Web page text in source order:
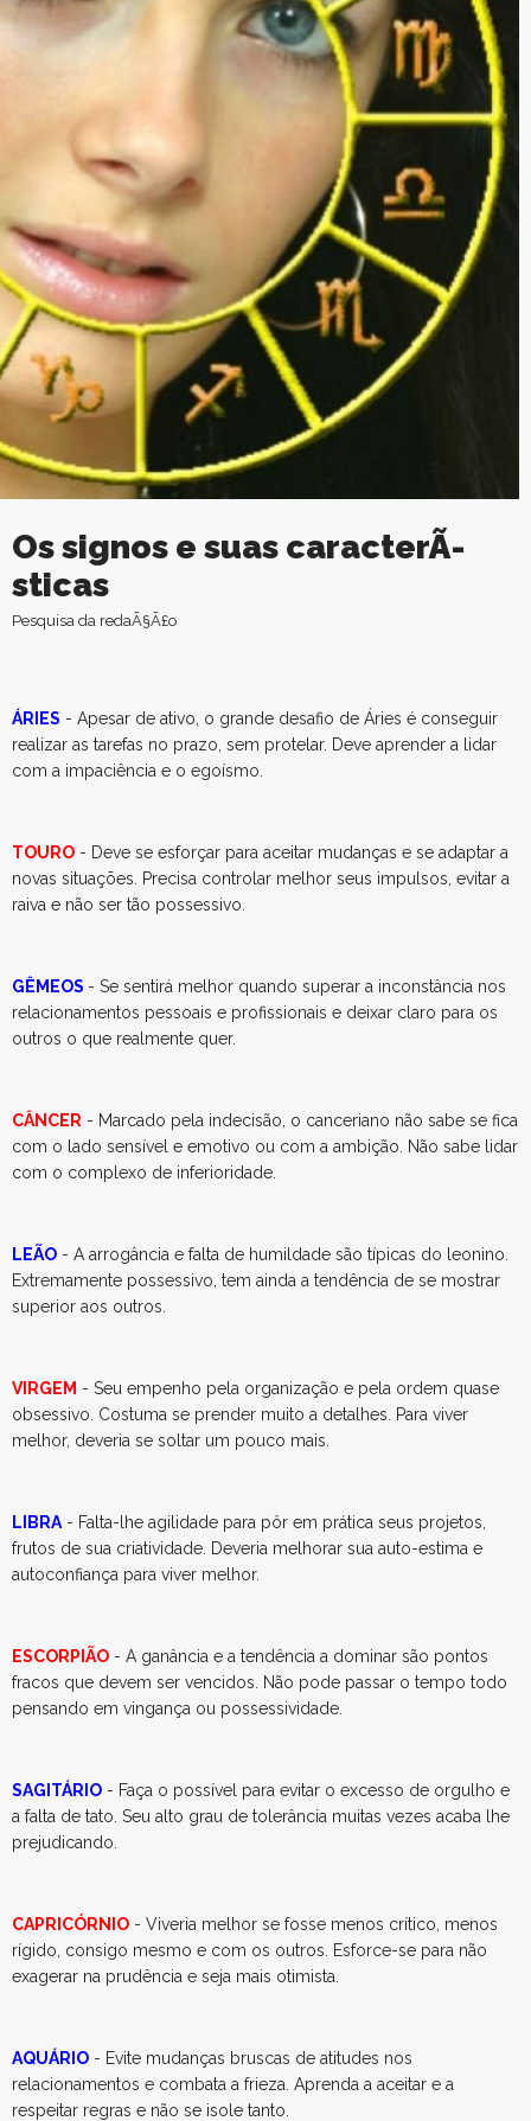
Os signos e suas caracterÃ­
sticas
Pesquisa da redaÃ§Ã£o
ÁRIES - Apesar de ativo, o grande desafio de Áries é conseguir
realizar as tarefas no prazo, sem protelar. Deve aprender a lidar
com a impaciência e o egoísmo.
TOURO - Deve se esforçar para aceitar mudanças e se adaptar a
novas situações. Precisa controlar melhor seus impulsos, evitar a
raiva e não ser tão possessivo.
GÊMEOS - Se sentirá melhor quando superar a inconstância nos
relacionamentos pessoais e profissionais e deixar claro para os
outros o que realmente quer.
CÂNCER - Marcado pela indecisão, o canceriano não sabe se fica
com o lado sensível e emotivo ou com a ambição. Não sabe lidar
com o complexo de inferioridade.
LEÃO - A arrogância e falta de humildade são típicas do leonino.
Extremamente possessivo, tem ainda a tendência de se mostrar
superior aos outros.
VIRGEM - Seu empenho pela organização e pela ordem quase
obsessivo. Costuma se prender muito a detalhes. Para viver
melhor, deveria se soltar um pouco mais.
LIBRA - Falta-lhe agilidade para pôr em prática seus projetos,
frutos de sua criatividade. Deveria melhorar sua auto-estima e
autoconfiança para viver melhor.
ESCORPIÃO - A ganância e a tendência a dominar são pontos
fracos que devem ser vencidos. Não pode passar o tempo todo
pensando em vingança ou possessividade.
SAGITÁRIO - Faça o possível para evitar o excesso de orgulho e
a falta de tato. Seu alto grau de tolerância muitas vezes acaba lhe
prejudicando.
CAPRICÓRNIO - Viveria melhor se fosse menos crítico, menos
rígido, consigo mesmo e com os outros. Esforce-se para não
exagerar na prudência e seja mais otimista.
AQUÁRIO - Evite mudanças bruscas de atitudes nos
relacionamentos e combata a frieza. Aprenda a aceitar e a
respeitar regras e não se isole tanto.